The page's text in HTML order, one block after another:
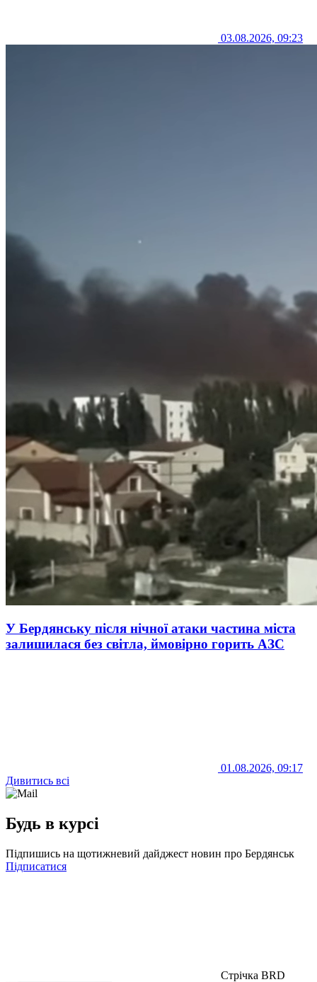
03.08.2026, 09:23
У Бердянську після нічної атаки частина міста
залишилася без світла, ймовірно горить АЗС
01.08.2026, 09:17
Дивитись всі
Будь в курсі
Підпишись на щотижневий дайджест новин про Бердянськ
Підписатися
Стрічка BRD